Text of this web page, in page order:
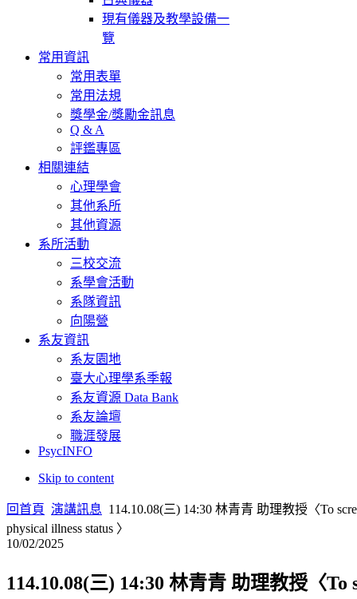
現有儀器及教學設備一
覽
常用資訊
常用表單
常用法規
獎學金/獎勵金訊息
Q & A
評鑑專區
相關連結
心理學會
其他系所
其他資源
系所活動
三校交流
系學會活動
系隊資訊
向陽營
系友資訊
系友園地
臺大心理學系季報
系友資源 Data Bank
系友論壇
職涯發展
PsycINFO
Skip to content
回首頁 演講訊息 114.10.08(三) 14:30 林青青 助理教授〈To
physical illness status 〉
10/02/2025
114.10.08(三) 14:30 林青青 助理教授〈To